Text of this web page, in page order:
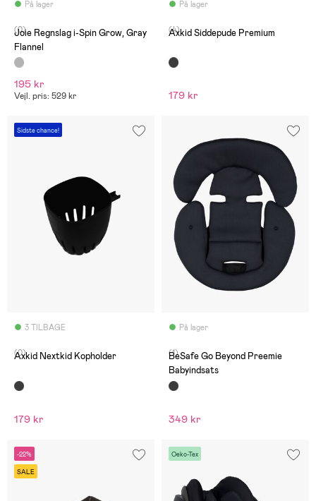
På lager
(0)
Joie Regnslag i-Spin Grow, Gray
Flannel
195 kr
Vejl. pris: 529 kr
På lager
(4)
Axkid Siddepude Premium
179 kr
Sidste chance!
3 TILBAGE
(0)
Axkid Nextkid Kopholder
179 kr
På lager
(1)
BeSafe Go Beyond Preemie
Babyindsats
349 kr
-22%
SALE
Oeko-Tex